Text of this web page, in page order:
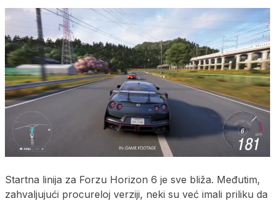
Startna linija za Forzu Horizon 6 je sve bliža. Međutim,
zahvaljujući procureloj verziji, neki su već imali priliku da